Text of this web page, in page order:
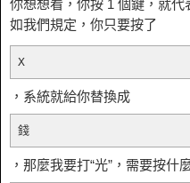
你想想看，你按 1 個鍵，就
如我們規定，你只要按了
X
，系統就給你替換成
錢
，那麼我要打“光”，需要按